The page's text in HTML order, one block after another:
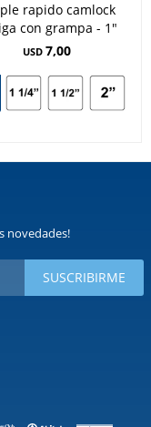
rapido camlock
con grampa - 1"
USD 7,00
novedades!
SUSCRIBIRME